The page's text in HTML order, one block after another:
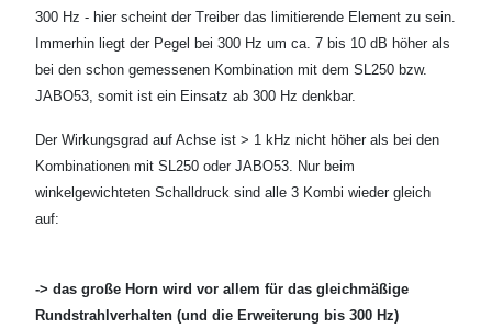
300 Hz - hier scheint der Treiber das limitierende Element zu sein.
Immerhin liegt der Pegel bei 300 Hz um ca. 7 bis 10 dB höher als
bei den schon gemessenen Kombination mit dem SL250 bzw.
JABO53, somit ist ein Einsatz ab 300 Hz denkbar.
Der Wirkungsgrad auf Achse ist > 1 kHz nicht höher als bei den
Kombinationen mit SL250 oder JABO53. Nur beim
winkelgewichteten Schalldruck sind alle 3 Kombi wieder gleich
auf:
-> das große Horn wird vor allem für das gleichmäßige
Rundstrahlverhalten (und die Erweiterung bis 300 Hz)